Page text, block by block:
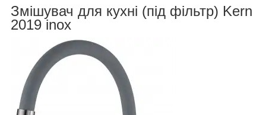
Змішувач для кухні (під фільтр) Kern
2019 inox